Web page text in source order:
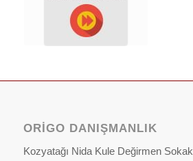
ORIGO DANIŞMANLIK
Kozyatağı Nida Kule Değirmen Sokak